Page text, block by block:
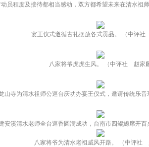
员程度及接待都相当感动，双方都希望未来在清水祖
宴王仪式遵循古礼摆放各式贡品。 （中评社
八家将爷虎虎生风。 （中评社 赵家
山寺为清水祖师公巡台庆功办宴王仪式，邀请传统乐
安溪清水老师全台巡香圆满成功，台南市四鲲鯓席开
八家将爷为清水老祖威风开路。 （中评社